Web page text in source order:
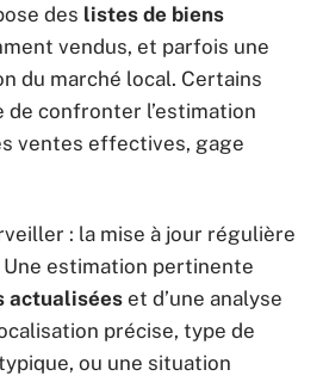
des listes de biens
vendus, et parfois une
du marché local. Certains
confronter l’estimation
ventes effectives, gage
: la mise à jour régulière
estimation pertinente
actualisées et d’une analyse
précise, type de
ou une situation